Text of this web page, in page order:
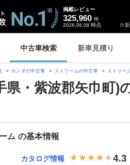
※新
掲載レビュー
325,960 件
2026.08.08 時点
中古車検索 新車見積り
ホンダの中古車 ストリームの中古車 ストリー
・紫波郡矢巾町)
ム の基本情報
カタログ情報 4.3